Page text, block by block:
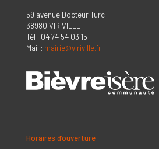
59 avenue Docteur Turc
38980 VIRIVILLE
Tél : 04 74 54 03 15
Mail : mairie@viriville.fr
Horaires d’ouverture